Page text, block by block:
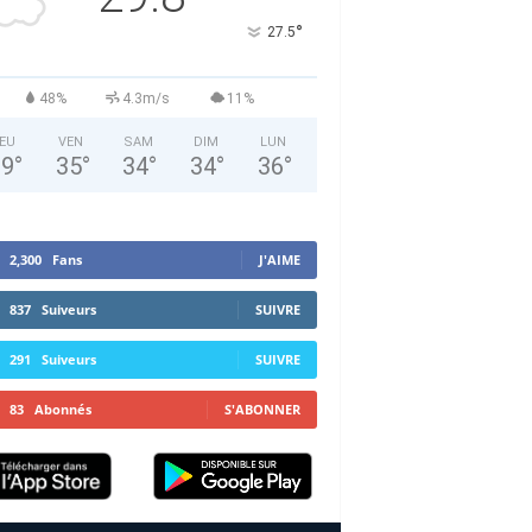
27.5°
48% 4.3m/s 11%
°
VEN
35°
SAM
34°
DIM
34°
LUN
36°
2,300 Fans J'AIME
837 Suiveurs SUIVRE
291 Suiveurs SUIVRE
83 Abonnés S'ABONNER